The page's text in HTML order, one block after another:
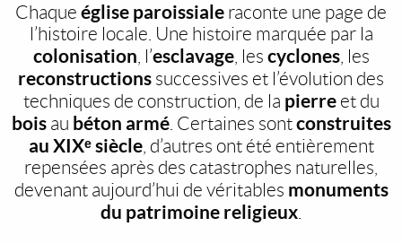
Chaque église paroissiale raconte une page de
l’histoire locale. Une histoire marquée par la
colonisation , l’esclavage, les cyclones, les
reconstructions successives et l’évolution des
techniques de construction, de la pierreet du
boisau béton armé. Certaines sontconstruites
au XIXᵉ siècle, d’autres ont été entièrement
repensées après des catastrophes naturelles,
devenant aujourd’hui de véritables monuments
du patrimoine religieux